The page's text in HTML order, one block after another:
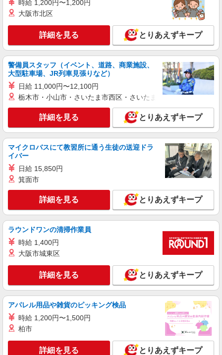
時給 1,200円〜1,200円
大阪市北区
詳細を見る とりあえずキープ
警備員スタッフ（イベント、道路、商業施設、
大型駐車場、JR列車見張りなど）
日給 11,000円〜12,100円
栃木市・小山市・さいたま市西区・さいたま市岩槻区・久喜市・
詳細を見る とりあえずキープ
マイクロバスにて教習所に通う生徒の送迎ドラ
イバー
日給 15,850円
箕面市
詳細を見る とりあえずキープ
ラウンドワンの清掃作業員
時給 1,400円
大阪市城東区
詳細を見る とりあえずキープ
アパレル用品や雑貨のピッキング検品
時給 1,200円〜1,500円
柏市
詳細を見る とりあえずキープ